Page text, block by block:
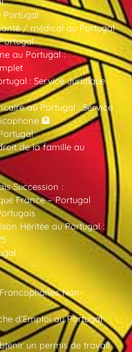
Portugal
/ médical au Portugal
au Portugal :
: Service Juridique
au Portugal : Service
🏦
de la famille au
Succession :
France – Portugal
Héritée au Portugal :
Non-
d’Emploi au Portugal
un permis de travail